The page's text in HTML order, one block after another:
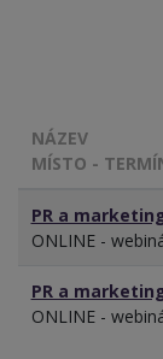
NÁZEV
MÍSTO -
PR a
ONLINE -
PR a
ONLINE -